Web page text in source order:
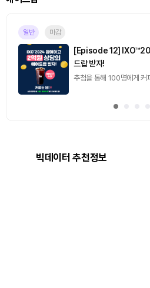
일반 마감
[Episode 12]
드랍 받자!
추첨을 통해 100명에게 커
빅데이터 추천정보